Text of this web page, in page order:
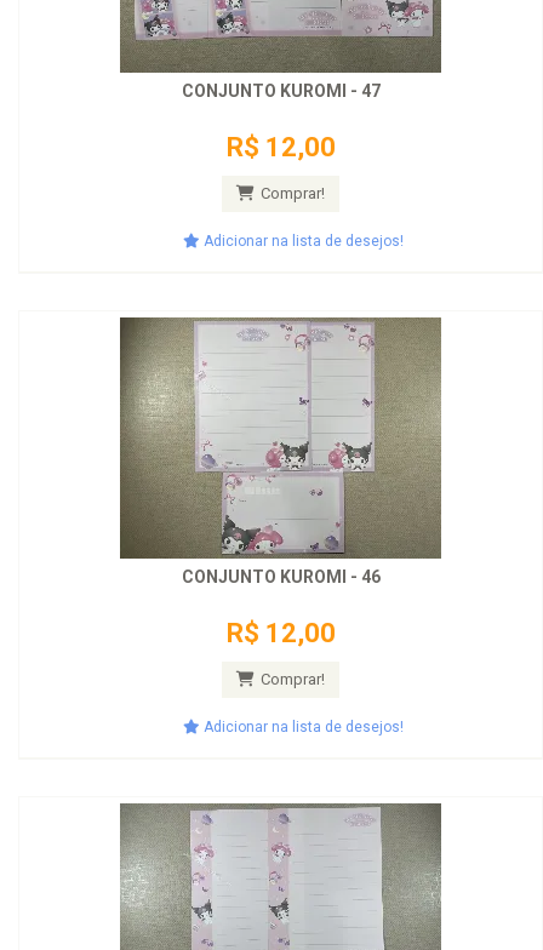
CONJUNTO KUROMI - 47
R$ 12,00
Comprar!
Adicionar na lista de desejos!
CONJUNTO KUROMI - 46
R$ 12,00
Comprar!
Adicionar na lista de desejos!